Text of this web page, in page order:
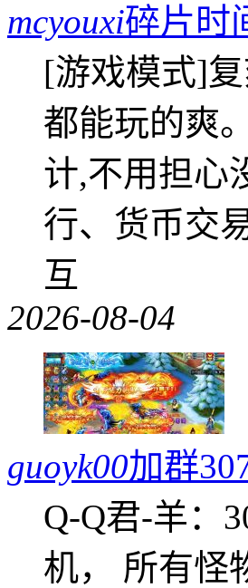
mcyouxi碎片时
[游戏模式]
都能玩的爽
计,不用担心
行、货币交
互
2026-08-04
guoyk00加群
Q-Q君-羊：
机， 所有怪